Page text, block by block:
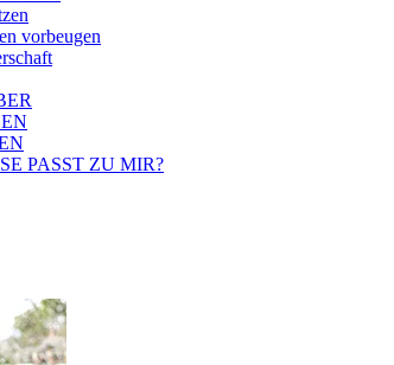
vorbeugen
PASST ZU MIR?